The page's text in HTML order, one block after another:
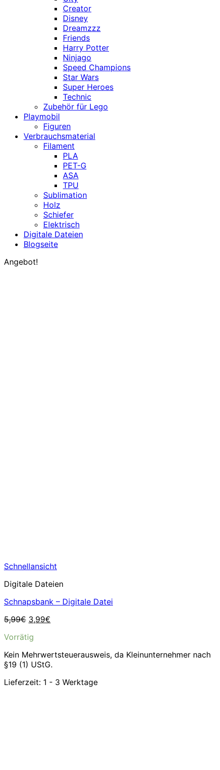
Creator
Disney
Dreamzzz
Friends
Harry Potter
Ninjago
Speed Champions
Star Wars
Super Heroes
Technic
Zubehör für Lego
Playmobil
Figuren
Verbrauchsmaterial
Filament
PLA
PET-G
ASA
TPU
Sublimation
Holz
Schiefer
Elektrisch
Digitale Dateien
Blogseite
Angebot!
Schnellansicht
Digitale Dateien
Schnapsbank – Digitale Datei
5,99€ Ursprünglicher
war:
3,99€
Vorrätig
Kein Mehrwertsteuerausweis, da Kleinunternehmer nach
§19 (1) UStG.
Lieferzeit: 1 - 3 Werktage